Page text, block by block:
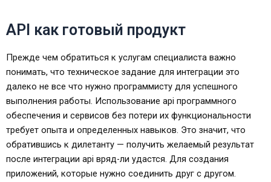
API как готовый продукт
Прежде чем обратиться к услугам специалиста важно
понимать, что техническое задание для интеграции это
далеко не все что нужно программисту для успешного
выполнения работы. Использование api программного
обеспечения и сервисов без потери их функциональности
требует опыта и определенных навыков. Это значит, что
обратившись к дилетанту — получить желаемый результат
после интеграции api вряд-ли удастся. Для создания
приложений, которые нужно соединить друг с другом.